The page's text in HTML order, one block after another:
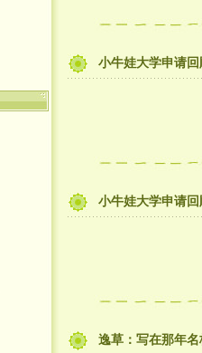
小牛娃大学申请
小牛娃大学申请
逸草：写在那年